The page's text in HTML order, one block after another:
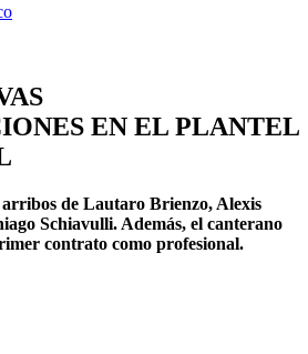
EN EL PLANTEL
de Lautaro Brienzo, Alexis
Schiavulli. Además, el canterano
contrato como profesional.